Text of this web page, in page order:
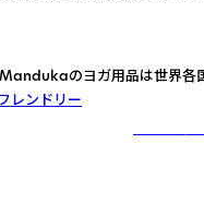
のヨガ用品は世界各
レンドリー